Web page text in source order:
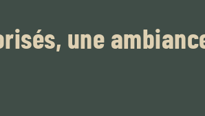
BACTÉRIOLIT
COLLECTIVITÉS
de sport
une